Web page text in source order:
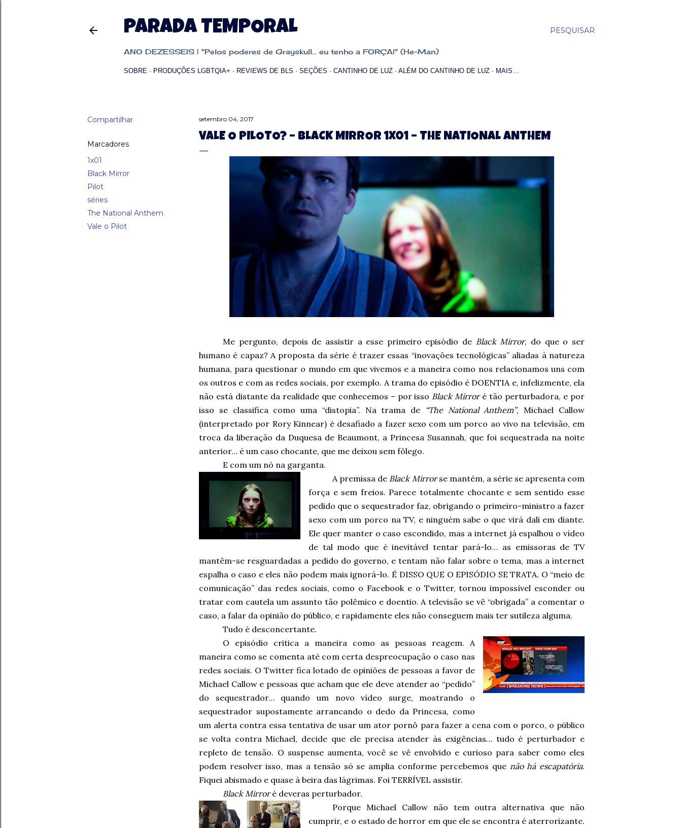
PESQUISAR
PARADA TEMPORAL
ANO DEZESSEIS | "Pelos poderes de Grayskull... eu tenho a FORÇA!" (He-Man)
SOBRE PRODUÇÕES LGBTQIA+ REVIEWS DE BLS SEÇÕES CANTINHO DE LUZ ALÉM DO CANTINHO DE LUZ MAIS…
Compartilhar
Marcadores
1x01
Black Mirror
Pilot
séries
The National Anthem
Vale o Pilot
setembro 04, 2017
VALE O PILOTO? – BLACK MIRROR 1X01 – THE NATIONAL ANTHEM
Me pergunto, depois de assistir a esse primeiro episódio de Black Mirror, do que o ser
humano é capaz? A proposta da série é trazer essas “inovações tecnológicas” aliadas à natureza
humana, para questionar o mundo em que vivemos e a maneira como nos relacionamos uns com
os outros e com as redes sociais, por exemplo. A trama do episódio é DOENTIA e, infelizmente, ela
não está distante da realidade que conhecemos – por isso Black Mirroré tão perturbadora, e por
isso se classifica como uma “distopia”. Na trama de
“The National Anthem”, Michael Callow
(interpretado por Rory Kinnear) é desafiado a fazer sexo com um porco ao vivo na televisão, em
troca da liberação da Duquesa de Beaumont, a Princesa Susannah, que foi sequestrada na noite
anterior… é um caso chocante, que me deixou sem fôlego.
E com um nó na garganta.
A premissa de Black Mirrorse mantém, a série se apresenta com
força e sem freios. Parece totalmente chocante e sem sentido esse
pedido que o sequestrador faz, obrigando o primeiro-ministro a fazer
sexo com um porco na TV, e ninguém sabe o que virá dali em diante.
Ele quer manter o caso escondido, mas a internet já espalhou o vídeo
de tal modo que é inevitável tentar pará-lo… as emissoras de TV
mantêm-se resguardadas a pedido do governo, e tentam não falar sobre o tema, mas a internet
espalha o caso e eles não podem mais ignorá-lo. É DISSO QUE O EPISÓDIO SE TRATA. O “meio de
comunicação” das redes sociais, como o Facebook e o Twitter, tornou impossível esconder ou
tratar com cautela um assunto tão polêmico e doentio. A televisão se vê “obrigada” a comentar o
caso, a falar da opinião do público, e rapidamente eles não conseguem mais ter sutileza alguma.
Tudo é desconcertante.
O episódio critica a maneira como as pessoas reagem. A
maneira como se comenta até com certa despreocupação o caso nas
redes sociais. O Twitter fica lotado de opiniões de pessoas a favor de
Michael Callow e pessoas que acham que ele deve atender ao “pedido”
do sequestrador… quando um novo vídeo surge, mostrando o
sequestrador supostamente arrancando o dedo da Princesa, como
um alerta contra essa tentativa de usar um ator pornô para fazer a cena com o porco, o público
se volta contra Michael, decide que ele precisa atender às exigências… tudo é perturbador e
repleto de tensão. O suspense aumenta, você se vê envolvido e curioso para saber como eles
podem resolver isso, mas a tensão só se amplia conforme percebemos que não há escapatória.
Fiquei abismado e quase à beira das lágrimas. Foi TERRÍVEL assistir.
Black Mirroré deveras perturbador.
Porque Michael Callow não tem outra alternativa que não
cumprir, e o estado de horror em que ele se encontra é aterrorizante.